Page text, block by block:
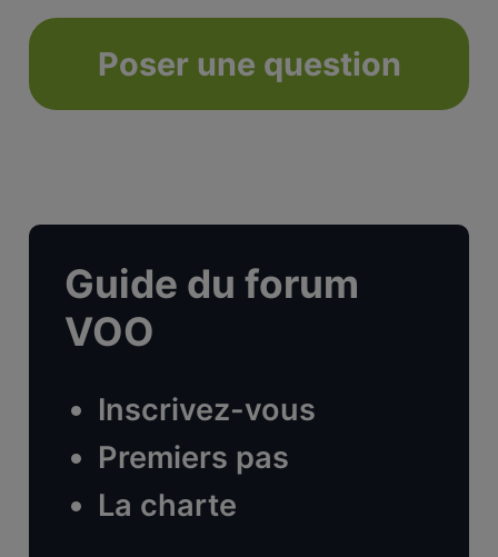
Poser une question
Guide du forum
VOO
Inscrivez-vous
Premiers pas
La charte